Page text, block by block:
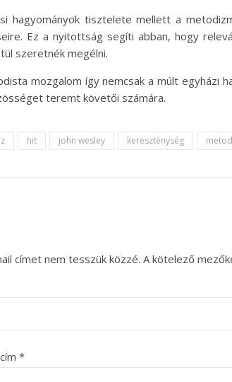
hagyományok tisztelete mellett a
Ez a nyitottság segíti abban, hogy
szeretnék megélni.
mozgalom így nemcsak a múlt egyházi
teremt követői számára.
hit john wesley kereszténység
címet nem tesszük közzé. A kötelező
*